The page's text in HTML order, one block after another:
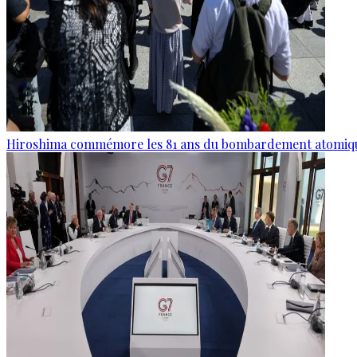
Hiroshima commémore les 81 ans du bombardement